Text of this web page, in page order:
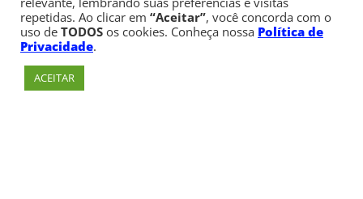
repetidas. Ao clicar em “Aceitar”, você concorda com o
uso de TODOS os cookies. Conheça nossa Política de
Privacidade.
ACEITAR